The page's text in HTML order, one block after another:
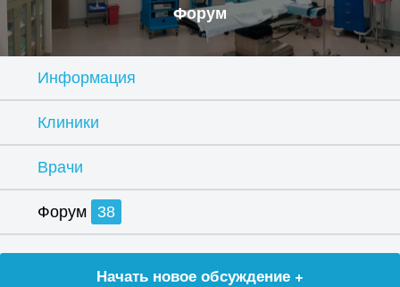
Форум
Информация
Клиники
Врачи
Форум 38
Начать новое обсуждение +